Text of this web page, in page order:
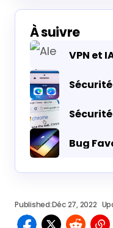
À suivre
VPN et
Bug
Published:Déc 27, 2022